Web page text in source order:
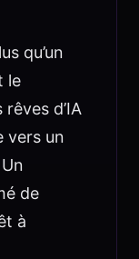
qu’un
le
d’IA
vers un
de
à